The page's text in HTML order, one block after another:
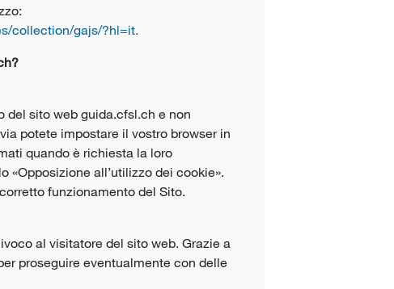
collection/gajs/?hl=it.
del sito web guida.cfsl.ch e non
potete impostare il vostro browser in
quando è richiesta la loro
«Opposizione all’utilizzo dei cookie».
funzionamento del Sito.
al visitatore del sito web. Grazie a
proseguire eventualmente con delle